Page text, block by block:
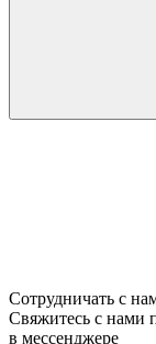
Сотрудничать с
Свяжитесь с нами
в мессенджере